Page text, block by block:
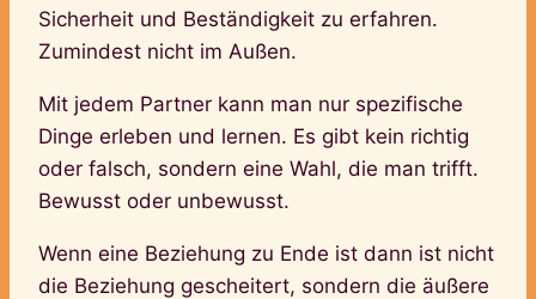
Sicherheit und Beständigkeit zu erfahren.
Zumindest nicht im Außen.
Mit jedem Partner kann man nur spezifische
Dinge erleben und lernen. Es gibt kein richtig
oder falsch, sondern eine Wahl, die man trifft.
Bewusst oder unbewusst.
Wenn eine Beziehung zu Ende ist dann ist nicht
die Beziehung gescheitert, sondern die äußere